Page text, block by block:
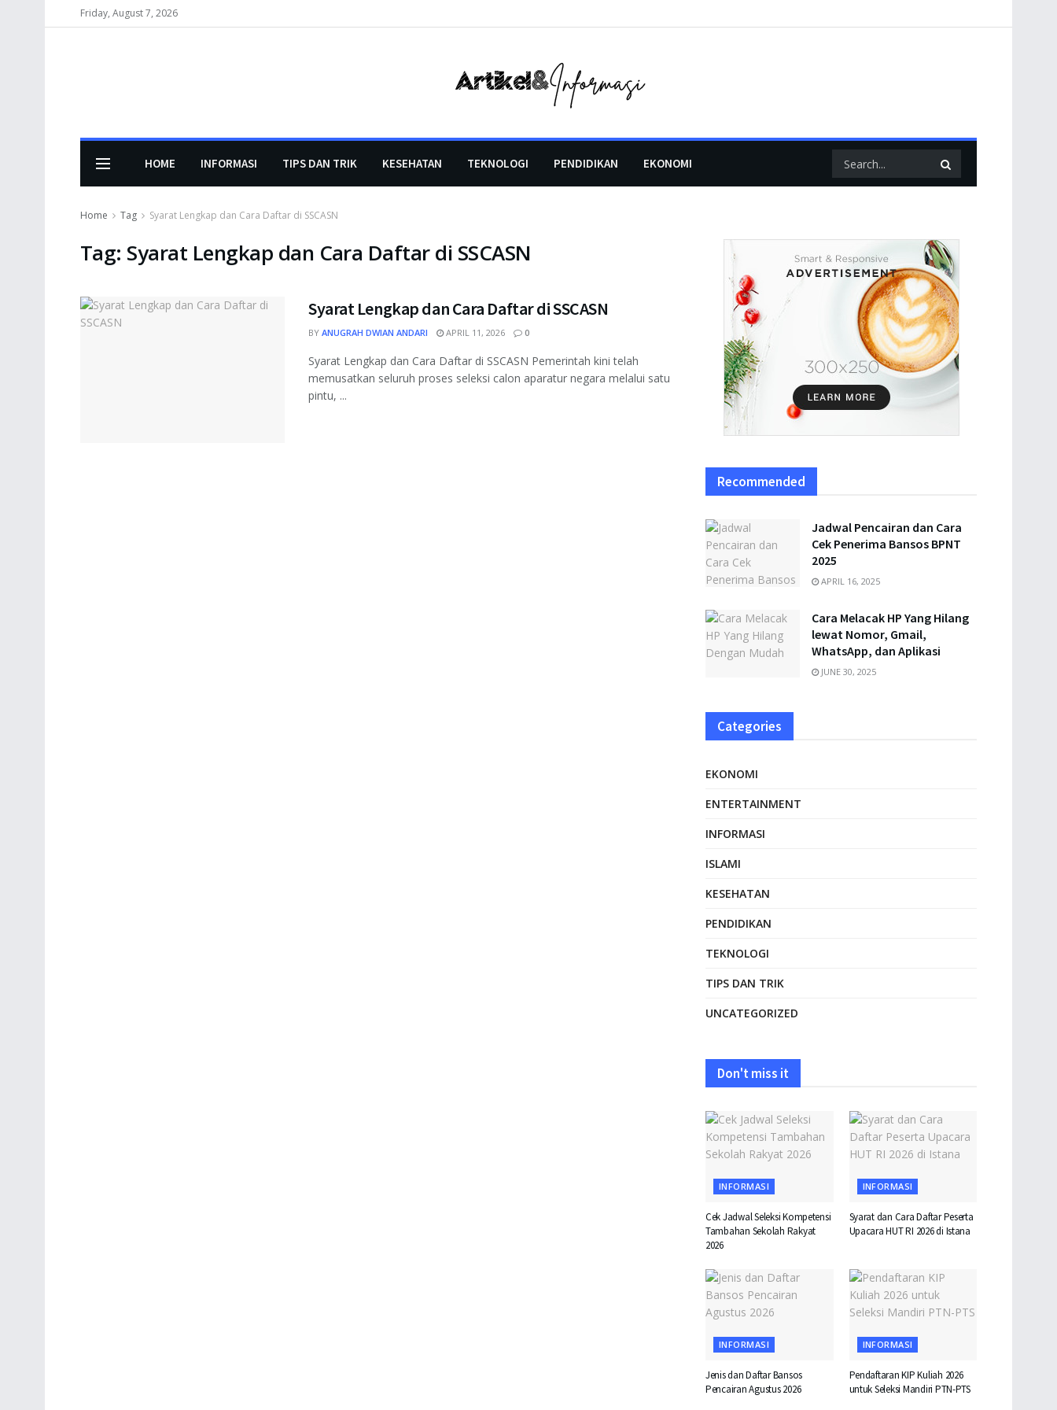
Friday, August 7, 2026
HOME INFORMASI TIPS DAN TRIK KESEHATAN TEKNOLOGI PENDIDIKAN EKONOMI
Home Tag Syarat Lengkap dan Cara Daftar di SSCASN
Tag: Syarat Lengkap dan Cara Daftar di SSCASN
Syarat Lengkap dan Cara Daftar di SSCASN
BY ANUGRAH DWIAN ANDARI APRIL 11, 2026 0
Syarat Lengkap dan Cara Daftar di SSCASN Pemerintah kini telah
memusatkan seluruh proses seleksi calon aparatur negara melalui satu
pintu, ...
Recommended
Jadwal Pencairan dan Cara
Cek Penerima Bansos BPNT
2025
APRIL 16, 2025
Cara Melacak HP Yang Hilang
lewat Nomor, Gmail,
WhatsApp, dan Aplikasi
JUNE 30, 2025
Categories
EKONOMI
ENTERTAINMENT
INFORMASI
ISLAMI
KESEHATAN
PENDIDIKAN
TEKNOLOGI
TIPS DAN TRIK
UNCATEGORIZED
Don't miss it
INFORMASI
Cek Jadwal Seleksi Kompetensi
Tambahan Sekolah Rakyat
2026
INFORMASI
Syarat dan Cara Daftar Peserta
Upacara HUT RI 2026 di Istana
INFORMASI
Jenis dan Daftar Bansos
Pencairan Agustus 2026
INFORMASI
Pendaftaran KIP Kuliah 2026
untuk Seleksi Mandiri PTN-PTS